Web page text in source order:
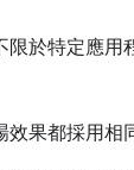
限於特定應用
果都採用相